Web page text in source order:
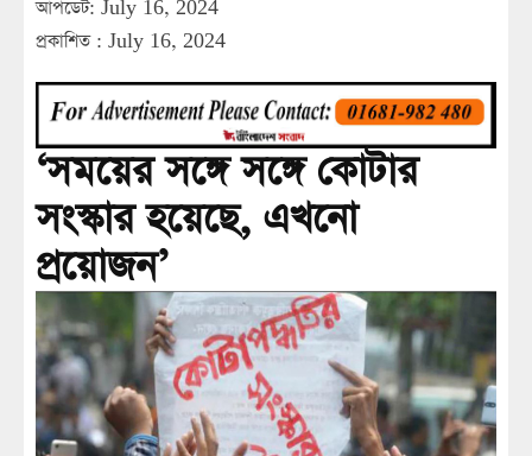
আপডেট: July 16, 2024
প্রকাশিত : July 16, 2024
‘সময়ের সঙ্গে সঙ্গে কোটার
সংস্কার হয়েছে, এখনো
প্রয়োজন’